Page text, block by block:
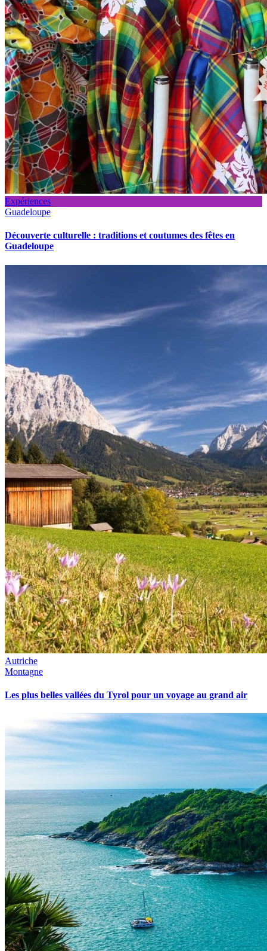
Expériences
Guadeloupe
Découverte culturelle : traditions et coutumes des fêtes en
Guadeloupe
Autriche
Montagne
Les plus belles vallées du Tyrol pour un voyage au grand air